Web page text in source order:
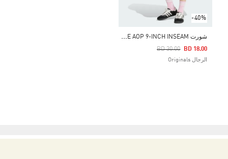
-40%
ش
ورت ARCHIVE AOP 9-INCH INSEAM
Price Reduced FromBD 30.00 BD 18.00
الرجال Originals